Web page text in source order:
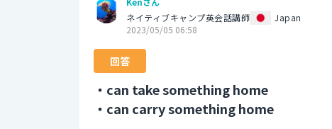
ネイティブキャンプ英会話講師
Japan
2023/05/05 06:58
回答
・can take something home
・can carry something home